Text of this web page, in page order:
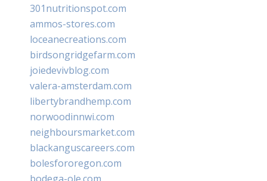
301nutritionspot.com
ammos-stores.com
loceanecreations.com
birdsongridgefarm.com
joiedevivblog.com
valera-amsterdam.com
libertybrandhemp.com
norwoodinnwi.com
neighboursmarket.com
blackanguscareers.com
bolesfororegon.com